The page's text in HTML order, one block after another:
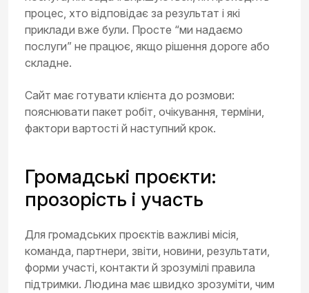
процес, хто відповідає за результат і які
приклади вже були. Просте “ми надаємо
послуги” не працює, якщо рішення дороге або
складне.
Сайт має готувати клієнта до розмови:
пояснювати пакет робіт, очікування, терміни,
фактори вартості й наступний крок.
Громадські проєкти:
прозорість і участь
Для громадських проєктів важливі місія,
команда, партнери, звіти, новини, результати,
форми участі, контакти й зрозумілі правила
підтримки. Людина має швидко зрозуміти, чим